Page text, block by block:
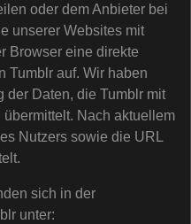
oder dem Anbieter bei
unserer Websites mit
Browser eine direkte
Tumblr auf. Wir haben
der Daten, die Tumblr mit
Nach aktuellem
Nutzers sowie die URL
sich in der
unter: